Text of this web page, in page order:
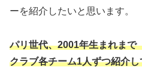
ーを紹介したいと思います。
パリ世代、2001年生まれまで
クラブ各チーム1人ずつ紹介